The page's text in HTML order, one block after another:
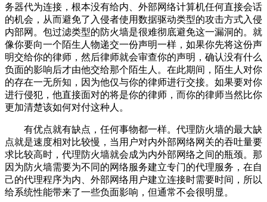
务器代为连接，根本没有给内、外部网络计算机任何直接会话
的机会，从而避免了入侵者使用数据驱动类型的攻击方式入侵
内部网。包过滤类型的防火墙是很难彻底避免这一漏洞的。就
像你要向一个陌生人物递交一份声明一样，如果你先将这份声
明交给你的律师，然后律师就会审查你的声明，确认没有什么
负面的影响后才由他交给那个陌生人。在此期间，陌生人对你
的存在一无所知，因为他仅与你的律师进行交接。如果要对你
进行侵犯，他直接面对的将是你的律师，而你的律师当然比你
更加清楚该如何对付这种人。
有优点就有缺点，任何事物都一样。代理防火墙的最大缺
点就是速度相对比较慢，当用户对内外部网络网关的吞吐量要
求比较高时，代理防火墙就会成为内外部网络之间的瓶颈。那
因为防火墙需要为不同的网络服务建立专门的代理服务，在自
己的代理程序为内、外部网络用户建立连接时需要时间，所以
给系统性能带来了一些负面影响，但通常不会很明显。